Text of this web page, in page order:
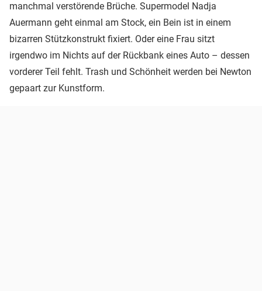
manchmal verstörende Brüche. Supermodel Nadja
Auermann geht einmal am Stock, ein Bein ist in einem
bizarren Stützkonstrukt fixiert. Oder eine Frau sitzt
irgendwo im Nichts auf der Rückbank eines Auto – dessen
vorderer Teil fehlt. Trash und Schönheit werden bei Newton
gepaart zur Kunstform.